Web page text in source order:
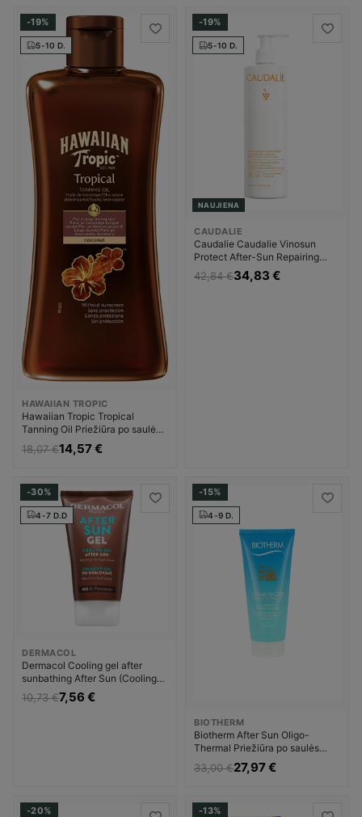
-19%
5-10 D.
HAWAIIAN TROPIC
Hawaiian Tropic Tropical
Tanning Oil Priežiūra po saulės
Priemonė po įdegio Unisex
18,07 €14,57 €
-19%
5-10 D.
NAUJIENA
CAUDALIE
Caudalie Caudalie Vinosun
Protect After-Sun Repairing
Lotion Priemonė po įdegio
Moterims
42,84 €34,83 €
-30%
4-7 D.D
DERMACOL
Dermacol Cooling gel after
sunbathing After Sun (Cooling
Gel) Priemonė po įdegio Unisex
10,73 €7,56 €
-15%
4-9 D.
BIOTHERM
Biotherm After Sun Oligo-
Thermal Priežiūra po saulės
Priemonė po įdegio Moterims
33,00 €27,97 €
-20% -13%